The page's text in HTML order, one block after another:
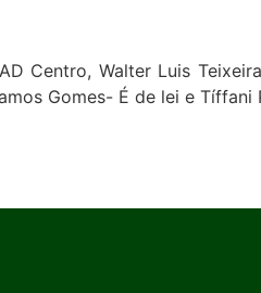
Centro, Walter Luis
Gomes- É de lei e Tíffani